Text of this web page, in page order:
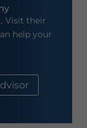
Visit their
help your